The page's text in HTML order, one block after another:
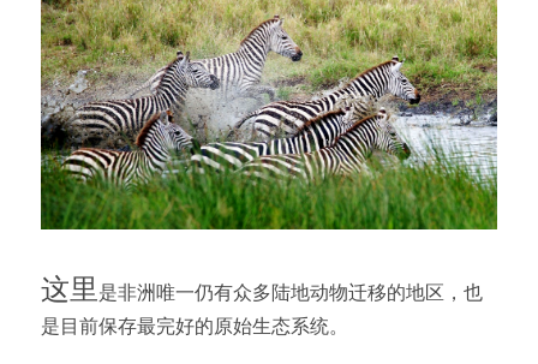
这里是非洲唯一仍有众多陆地动物迁移的地区，也
是目前保存最完好的原始生态系统。